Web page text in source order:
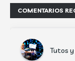
COMENTARIOS
Tutos